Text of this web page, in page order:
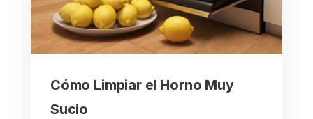
Cómo Limpiar el Horno Muy
Sucio